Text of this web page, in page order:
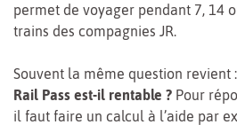
permet de voyager pendant 7, 14
trains des compagnies JR.
Souvent la même question revient :
Rail Pass est-il rentable ? Pour
il faut faire un calcul à l’aide par